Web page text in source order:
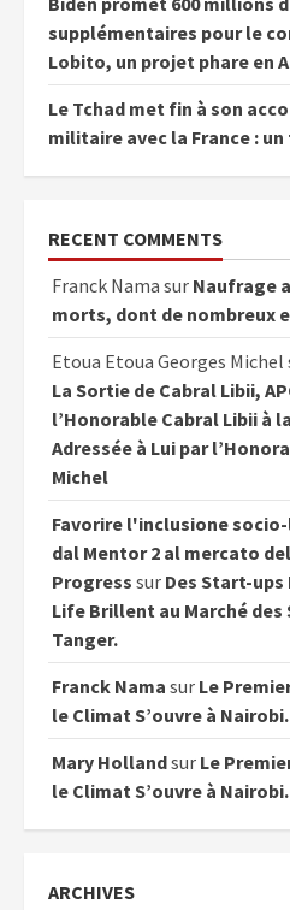
supplémentaires pour le
Lobito, un projet phare en
Le Tchad met fin à son
militaire avec la France :
RECENT COMMENTS
Franck Nama sur Naufrage
morts, dont de nombreux
Etoua Etoua Georges Michel
La Sortie de Cabral Libii,
l’Honorable Cabral Libii à
Adressée à Lui par
Michel
Favorire l'inclusione
dal Mentor 2 al mercato
Progress sur Des Start-ups
Life Brillent au Marché des
Tanger.
Franck Nama sur Le
le Climat S’ouvre à Nairobi.
Mary Hollandsur Le
le Climat S’ouvre à Nairobi.
ARCHIVES